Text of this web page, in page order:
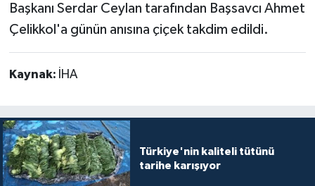
Başkanı Serdar Ceylan tarafından Başsavcı Ahmet
Çelikkol'a günün anısına çiçek takdim edildi.
Kaynak: İHA
Türkiye'nin kaliteli tütünü
tarihe karışıyor